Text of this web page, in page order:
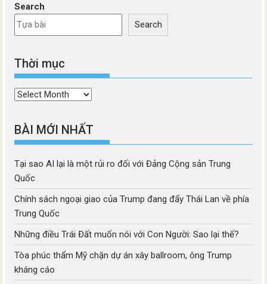
Search
Search
Thời mục
Thời
BÀI MỚI NHẤT
Tại sao AI lại là một rủi ro đối với Đảng Cộng sản Trung
Quốc
Chính sách ngoại giao của Trump đang đẩy Thái Lan về phía
Trung Quốc
Những điều Trái Đất muốn nói với Con Người: Sao lại thế?
Tòa phúc thẩm Mỹ chặn dự án xây ballroom, ông Trump
kháng cáo